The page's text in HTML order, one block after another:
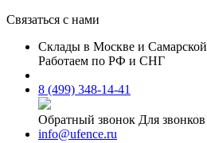
Связаться с нами
Склады в Москве и Самарской
Работаем по РФ и СНГ
8 (499) 348-14-41
Обратный звонок Для
info@ufence.ru